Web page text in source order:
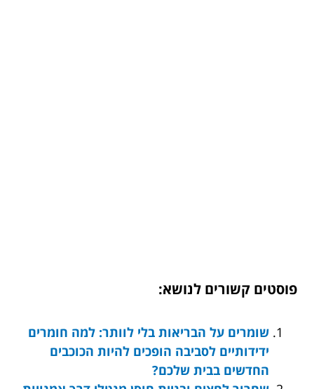
פוסטים קשורים לנושא:
שומרים על הבריאות בלי לוותר: למה חומרים
ידידותיים לסביבה הופכים להיות הכוכבים
החדשים בבית שלכם?